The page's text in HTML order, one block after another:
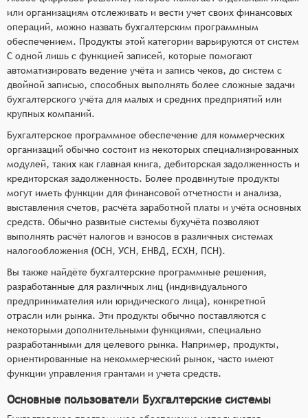
или организациям отслеживать и вести учет своих финансовых
операций, можно назвать бухгалтерским программным
обеспечением. Продукты этой категории варьируются от систем
С одной лишь с функцией записей, которые помогают
автоматизировать ведение учёта и запись чеков, до систем с
двойной записью, способных выполнять более сложные задачи
бухгалтерского учёта для малых и средних предприятий или
крупных компаний.
Бухгалтерское программное обеспечение для коммерческих
организаций обычно состоит из некоторых специализированных
модулей, таких как главная книга, дебиторская задолженность и
кредиторская задолженность. Более продвинутые продукты
могут иметь функции для финансовой отчетности и анализа,
выставления счетов, расчёта заработной платы и учёта основных
средств. Обычно развитые системы бухучёта позволяют
выполнять расчёт налогов и взносов в различных системах
налогообложения (ОСН, УСН, ЕНВД, ЕСХН, ПСН).
Вы также найдёте бухгалтерские программные решения,
разработанные для различных лиц (индивидуального
предпринимателия или юридического лица), конкретной
отрасли или рынка. Эти продукты обычно поставляются с
некоторыми дополнительными функциями, специально
разработанными для целевого рынка. Например, продукты,
ориентированные на некоммерческий рынок, часто имеют
функции управления грантами и учета средств.
Основные пользователи Бухгалтерские системы